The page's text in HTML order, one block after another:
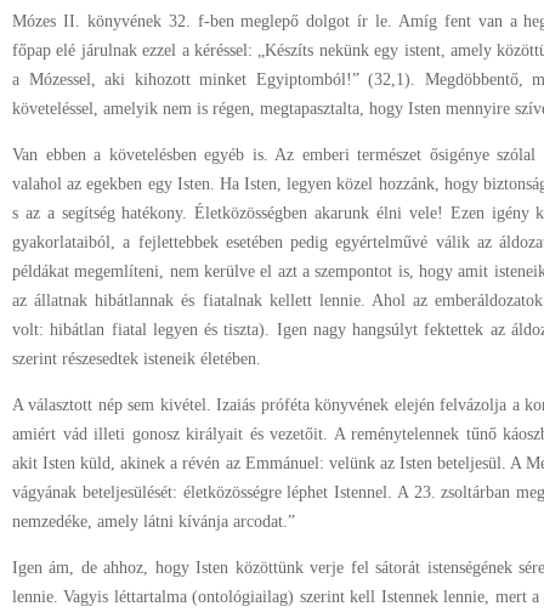
Mózes II. könyvének 32. f-ben meglepő dolgot ír le. Amíg fent van a
főpap elé járulnak ezzel a kéréssel: „Készíts nekünk egy istent, amely
a Mózessel, aki kihozott minket Egyiptomból!” (32,1). Megdöbbentő,
követeléssel, amelyik nem is régen, megtapasztalta, hogy Isten mennyire
Van ebben a követelésben egyéb is. Az emberi természet ősigénye
valahol az egekben egy Isten. Ha Isten, legyen közel hozzánk, hogy
s az a segítség hatékony. Életközösségben akarunk élni vele! Ezen
gyakorlataiból, a fejlettebbek esetében pedig egyértelművé válik az
példákat megemlíteni, nem kerülve el azt a szempontot is, hogy amit
az állatnak hibátlannak és fiatalnak kellett lennie. Ahol az
volt: hibátlan fiatal legyen és tiszta). Igen nagy hangsúlyt fektettek az
szerint részesedtek isteneik életében.
A választott nép sem kivétel. Izaiás próféta könyvének elején felvázolja a
amiért vád illeti gonosz királyait és vezetőit. A reménytelennek tűnő
akit Isten küld, akinek a révén az Emmánuel: velünk az Isten beteljesül. A
vágyának beteljesülését: életközösségre léphet Istennel. A 23. zsoltárban
nemzedéke, amely látni kívánja arcodat.”
Igen ám, de ahhoz, hogy Isten közöttünk verje fel sátorát istenségének
lennie. Vagyis léttartalma (ontológiailag) szerint kell Istennek lennie, mert a